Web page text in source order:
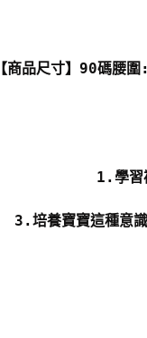
【商品尺寸】90碼
1.學習
3.培養寶寶這種意